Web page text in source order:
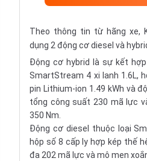
Theo thông tin từ hãng xe,
dụng 2 động cơ diesel và
Động cơ hybrid là sự kết
SmartStream 4 xi lanh 1.6L,
pin Lithium-ion 1.49 kWh và
tổng công suất 230 mã lực
350 Nm.
Động cơ diesel thuộc loại
hộp số 8 cấp ly hợp kép thế
đa 202 mã lực và mô men